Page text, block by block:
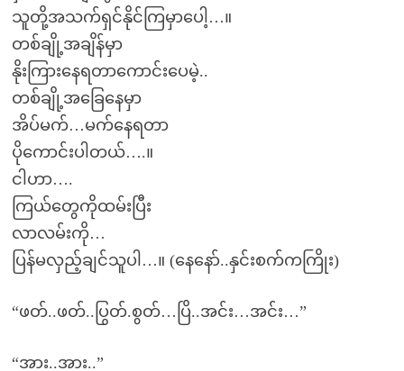
သူတို့အသက်ရှင်နိုင်ကြမှာပေါ့…။
တစ်ချို့အချိန်မှာ
နိုးကြားနေရတာကောင်းပေမဲ့..
တစ်ချို့အခြေနေမှာ
အိပ်မက်…မက်နေရတာ
ပိုကောင်းပါတယ်….။
ငါဟာ….
ကြယ်တွေကိုထမ်းပြီး
လာလမ်းကို…
ပြန်မလှည့်ချင်သူပါ…။ (နေနော်..နှင်းစက်ကကြိုး)
“ဖတ်..ဖတ်..ပြွတ်.စွတ်…ပြိ..အင်း…အင်း…”
“အား..အား..”